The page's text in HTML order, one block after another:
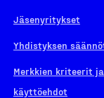
Jäsenyritykset
Yhdistyksen
Merkkien kriteerit ja
käyttöehdot